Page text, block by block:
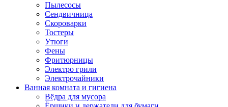
Пылесосы
Сендвичница
Скороварки
Тостеры
Утюги
Фены
Фритюрницы
Электро грили
Электрочайники
Ванная комната и гигиена
Вёдра для мусора